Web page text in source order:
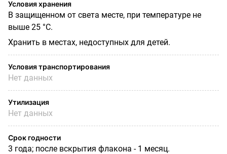
Условия хранения
В защищенном от света месте, при температуре не
выше 25 °С.
Хранить в местах, недоступных для детей.
Условия транспортирования
Нет данных
Утилизация
Нет данных
Срок годности
3 года; после вскрытия флакона - 1 месяц.